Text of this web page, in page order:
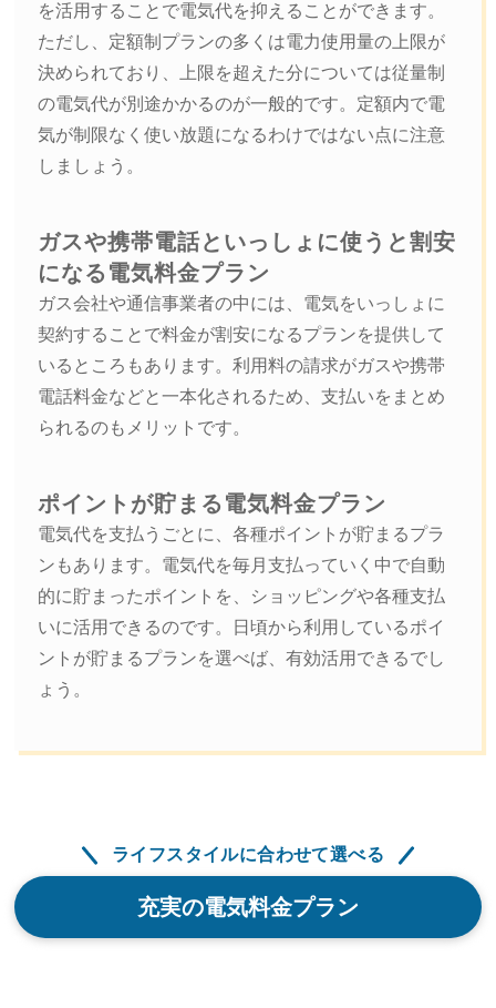
を活用することで電気代を抑えることができます。
ただし、定額制プランの多くは電力使用量の上限が
決められており、上限を超えた分については従量制
の電気代が別途かかるのが一般的です。定額内で電
気が制限なく使い放題になるわけではない点に注意
しましょう。
ガスや携帯電話といっしょに使うと割安
になる電気料金プラン
ガス会社や通信事業者の中には、電気をいっしょに
契約することで料金が割安になるプランを提供して
いるところもあります。利用料の請求がガスや携帯
電話料金などと一本化されるため、支払いをまとめ
られるのもメリットです。
ポイントが貯まる電気料金プラン
電気代を支払うごとに、各種ポイントが貯まるプラ
ンもあります。電気代を毎月支払っていく中で自動
的に貯まったポイントを、ショッピングや各種支払
いに活用できるのです。日頃から利用しているポイ
ントが貯まるプランを選べば、有効活用できるでし
ょう。
ライフスタイルに合わせて選べる
充実の電気料金プラン